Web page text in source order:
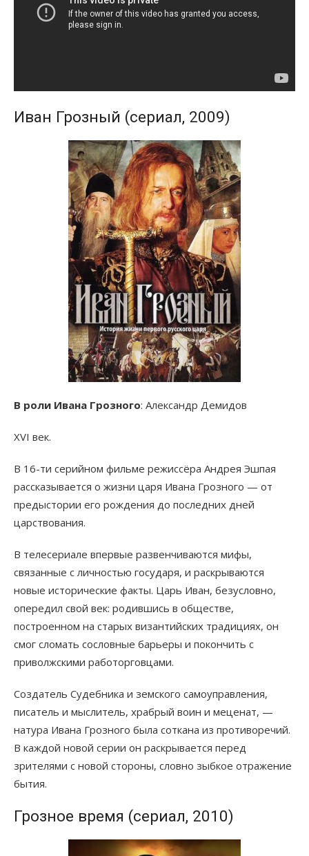
Иван Грозный (сериал, 2009)
В роли Ивана Грозного: Александр Демидов
ХVI век.
В 16-ти серийном фильме режиссёра Андрея Эшпая
рассказывается о жизни царя Ивана Грозного — от
предыстории его рождения до последних дней
царствования.
В телесериале впервые развенчиваются мифы,
связанные с личностью государя, и раскрываются
новые исторические факты. Царь Иван, безусловно,
опередил свой век: родившись в обществе,
построенном на старых византийских традициях, он
смог сломать сословные барьеры и покончить с
приволжскими работорговцами.
Создатель Судебника и земского самоуправления,
писатель и мыслитель, храбрый воин и меценат, —
натура Ивана Грозного была соткана из противоречий.
В каждой новой серии он раскрывается перед
зрителями с новой стороны, словно зыбкое отражение
бытия.
Грозное время (сериал, 2010)